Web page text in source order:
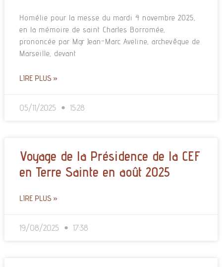
Homélie pour la messe du mardi 4 novembre 2025,
en la mémoire de saint Charles Borromée,
prononcée par Mgr Jean-Marc Aveline, archevêque de
Marseille, devant
LIRE PLUS »
05/11/2025 15:28
Voyage de la Présidence de la CEF
en Terre Sainte en août 2025
LIRE PLUS »
19/08/2025 17:38